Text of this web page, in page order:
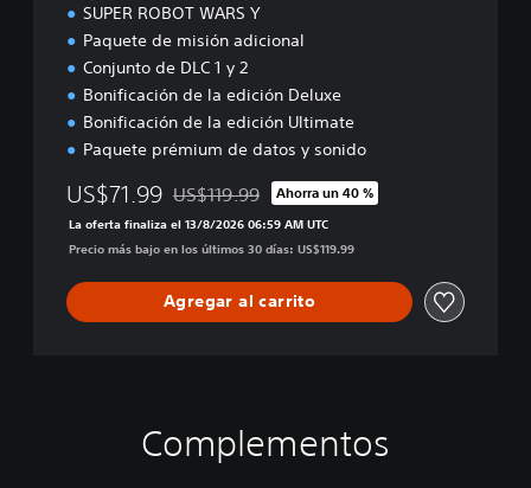
SUPER ROBOT WARS Y
Paquete de misión adicional
Conjunto de DLC 1 y 2
Bonificación de la edición Deluxe
Bonificación de la edición Ultimate
Paquete prémium de datos y sonido
US$71.99 Rebajado del precio original de US$119.99
US$119.99 Ahorra un 40 %
La oferta finaliza el 13/8/2026 06:59 AM UTC
Precio más bajo en los últimos 30 días: US$119.99
Agregar al carrito
Complementos